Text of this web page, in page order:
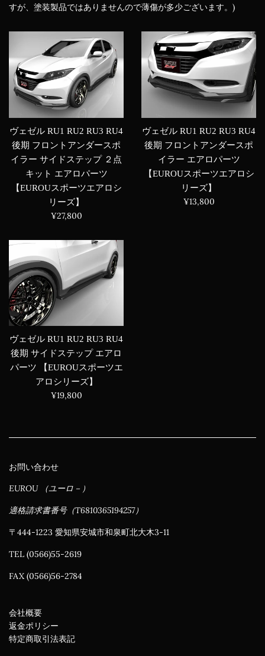
すが、塗装製品ではありませんので薄傷が多少ございます。)
ヴェゼル RU1 RU2 RU3 RU4
後期 フロントアンダースポ
イラー サイドステップ ２点
キット エアロパーツ
【EUROUスポーツエアロシ
リーズ】
通
価
格
¥27,800
ヴェゼル RU1 RU2 RU3 RU4
後期 フロントアンダースポ
イラー エアロパーツ
【EUROUスポーツエアロシ
リーズ】
通
¥13,800
ヴェゼル RU1 RU2 RU3 RU4
後期 サイドステップ エアロ
パーツ 【EUROUスポーツエ
アロシリーズ】
通
¥19,800
お問い合わせ
EUROU （ユーロ－）
適格請求書番号（T6810365194257）
〒444-1223 愛知県安城市和泉町北大木3-11
TEL (0566)55-2619
FAX (0566)56-2784
会社概要
返金ポリシー
特定商取引法表記